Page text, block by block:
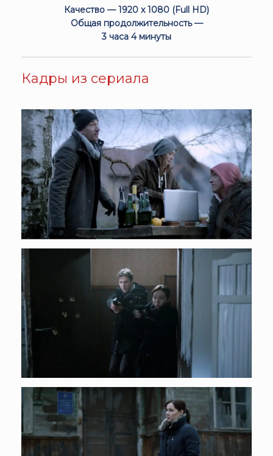
Качество — 1920 x 1080 (Full HD)
Общая продолжительность —
3 часа 4 минуты
Кадры из сериала